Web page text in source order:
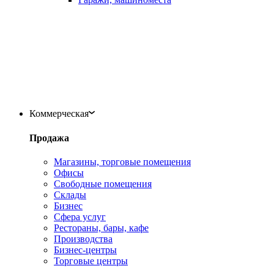
Коммерческая
Продажа
Магазины, торговые помещения
Офисы
Свободные помещения
Склады
Бизнес
Сфера услуг
Рестораны, бары, кафе
Производства
Бизнес-центры
Торговые центры